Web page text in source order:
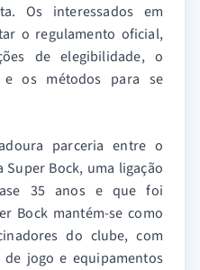
Os interessados em
o regulamento oficial,
de elegibilidade, o
e os métodos para se
parceria entre o
Bock, uma ligação
35 anos e que foi
Bock mantém-se como
do clube, com
jogo e equipamentos